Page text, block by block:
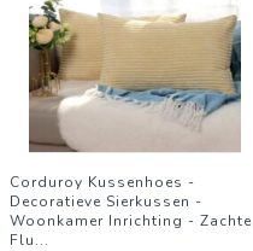
Corduroy Kussenhoes -
Decoratieve Sierkussen -
Woonkamer Inrichting - Zachte
Flu...